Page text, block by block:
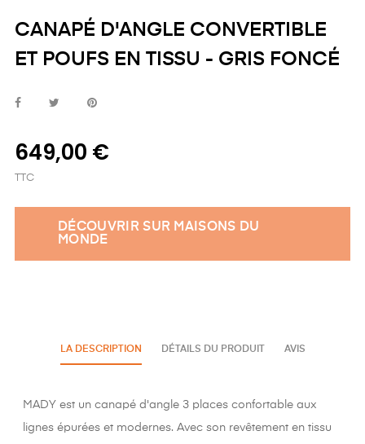
CANAPÉ D'ANGLE CONVERTIBLE
ET POUFS EN TISSU - GRIS FONCÉ
649,00 €
TTC
DÉCOUVRIR SUR MAISONS DU
MONDE
LA DESCRIPTION DÉTAILS DU PRODUIT AVIS
MADY est un canapé d'angle 3 places confortable aux
lignes épurées et modernes. Avec son revêtement en tissu